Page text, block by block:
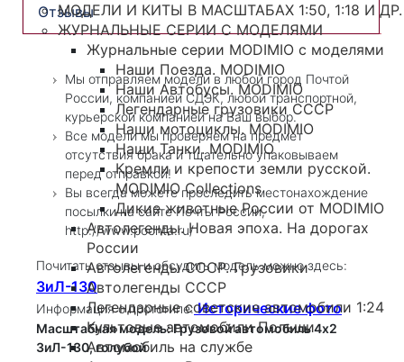
МОДЕЛИ И КИТЫ В МАСШТАБАХ 1:50, 1:18 И ДР.
ЖУРНАЛЬНЫЕ СЕРИИ С МОДЕЛЯМИ
Журнальные серии MODIMIO с моделями
Наши Поезда. MODIMIO
Наши Автобусы. MODIMIO
Легендарные грузовики СССР
Наши мотоциклы. MODIMIO
Наши Танки. MODIMIO
Кремли и крепости земли русской.
MODIMIO Collections
Дикие животные России от MODIMIO
Автолегенды. Новая эпоха. На дорогах
России
Автолегенды СССР. Грузовики
Автолегенды СССР
Легендарные советские автомобили 1:24
Культовые автомобили Польши
Автомобиль на службе
Отзывы
Мы отправляем модели в любой город Почтой
России, компанией СДЭК, любой транспортной,
курьерской компанией на Ваш выбор.
Все модели мы проверяем на предмет
отсутствия брака и тщательно упаковываем
перед отправкой!
Вы всегда можете проследить местонахождение
посылки на сайте Почты России,
http://www.pochta.ru/
Почитать отзывы и обсудить модель можно здесь:
ЗиЛ-130
Информация о прототипе:Исторические фото
Масштабная модель: Грузовой автомобиль 4х2
ЗиЛ-130, голубой